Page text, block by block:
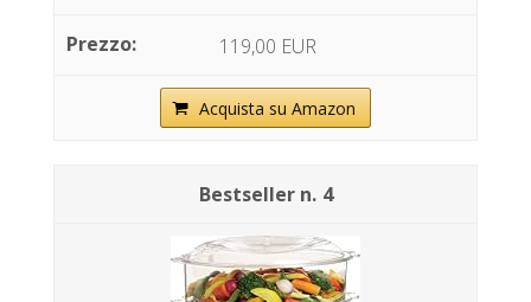
119,00 EUR
Acquista su Amazon
4